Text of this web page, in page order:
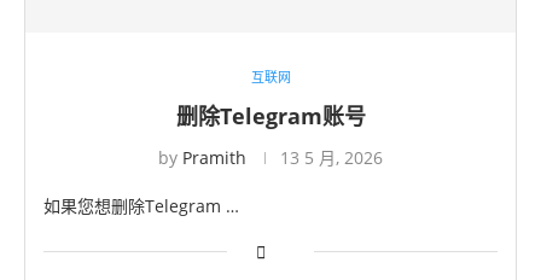
互联网
删除Telegram账号
by Pramith 13 5 月, 2026
如果您想删除Telegram …